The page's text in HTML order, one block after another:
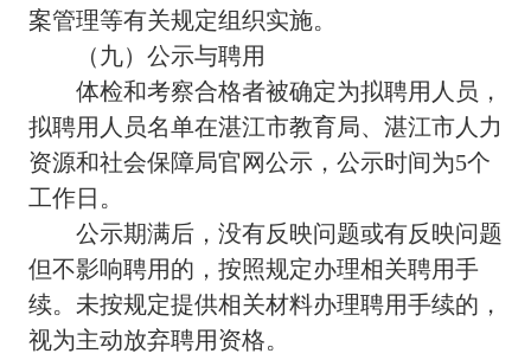
案管理等有关规定组织实施。
（九）公示与聘用
体检和考察合格者被确定为拟聘用人员，
拟聘用人员名单在湛江市教育局、湛江市人力
资源和社会保障局官网公示，公示时间为5个
工作日。
公示期满后，没有反映问题或有反映问题
但不影响聘用的，按照规定办理相关聘用手
续。未按规定提供相关材料办理聘用手续的，
视为主动放弃聘用资格。